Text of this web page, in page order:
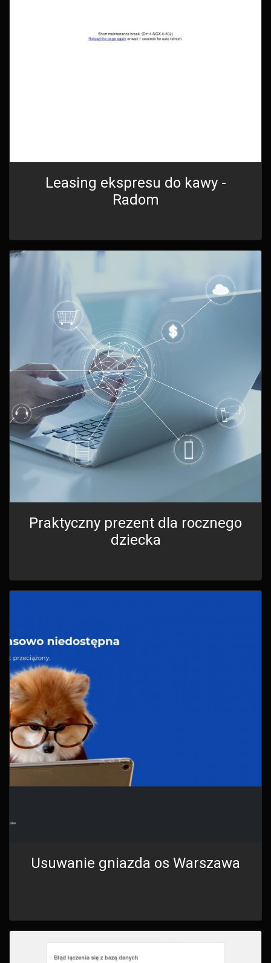
Leasing ekspresu do kawy -
Radom
Praktyczny prezent dla rocznego
dziecka
Usuwanie gniazda os Warszawa